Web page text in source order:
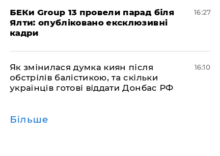
БЕКи Group 13 провели парад біля
Ялти: опубліковано ексклюзивні
кадри
16:27
Як змінилася думка киян після
обстрілів балістикою, та скільки
українців готові віддати Донбас РФ
16:10
Більше